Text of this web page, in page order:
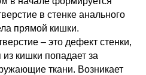
в стенке анального
прямой кишки.
– это дефект стенки,
кишки попадает за
ткани. Возникает